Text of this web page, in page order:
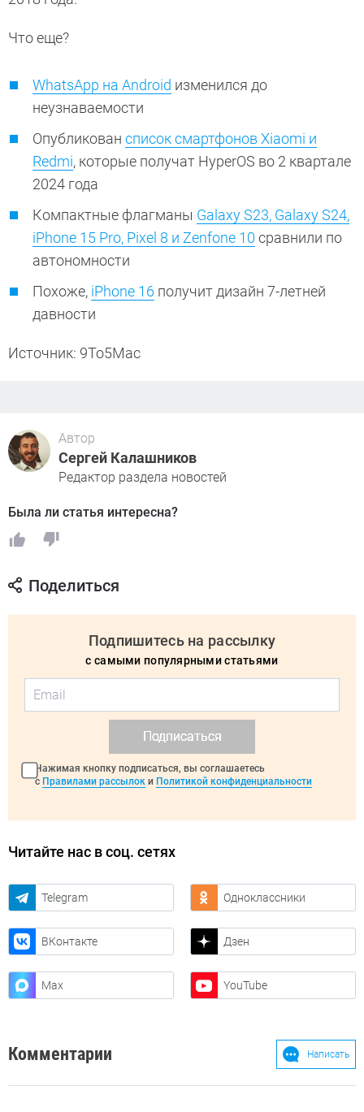
Что еще?
WhatsApp на Android изменился до
неузнаваемости
Опубликован список смартфонов Xiaomi и
Redmi, которые получат HyperOS во 2 квартале
2024 года
Компактные флагманы Galaxy S23, Galaxy S24,
iPhone 15 Pro, Pixel 8 и Zenfone 10 сравнили по
автономности
Похоже, iPhone 16 получит дизайн 7-летней
давности
Источник: 9To5Mac
Автор
Сергей Калашников
Редактор раздела новостей
Была ли статья интересна?
Поделиться
Подпишитесь на рассылку
с самыми популярными статьями
Подписаться
Нажимая кнопку подписаться, вы соглашаетесь
с Правилами рассылок и Политикой конфиденциальности
Читайте нас в соц. сетях
Telegram Одноклассники
ВКонтакте Дзен
Max YouTube
Комментарии Написать